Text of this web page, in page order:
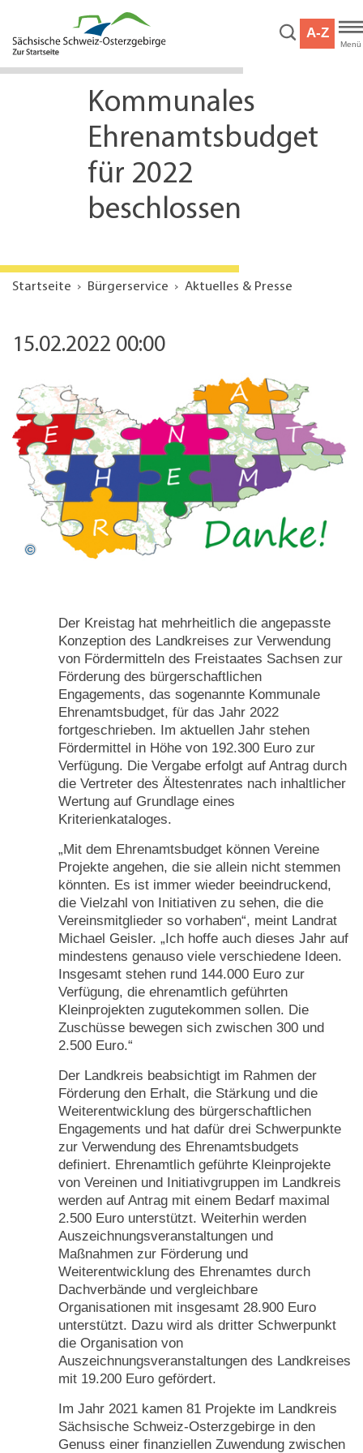
Hauptinhalt
Service
A-Z
Menü
Kommunales
Ehrenamtsbudget
für 2022
beschlossen
Startseite Bürgerservice Aktuelles & Presse
15.02.2022 00:00
Der Kreistag hat mehrheitlich die angepasste
Konzeption des Landkreises zur Verwendung
von Fördermitteln des Freistaates Sachsen zur
Förderung des bürgerschaftlichen
Engagements, das sogenannte Kommunale
Ehrenamtsbudget, für das Jahr 2022
fortgeschrieben. Im aktuellen Jahr stehen
Fördermittel in Höhe von 192.300 Euro zur
Verfügung. Die Vergabe erfolgt auf Antrag durch
die Vertreter des Ältestenrates nach inhaltlicher
Wertung auf Grundlage eines
Kriterienkataloges.
„Mit dem Ehrenamtsbudget können Vereine
Projekte angehen, die sie allein nicht stemmen
könnten. Es ist immer wieder beeindruckend,
die Vielzahl von Initiativen zu sehen, die die
Vereinsmitglieder so vorhaben“, meint Landrat
Michael Geisler. „Ich hoffe auch dieses Jahr auf
mindestens genauso viele verschiedene Ideen.
Insgesamt stehen rund 144.000 Euro zur
Verfügung, die ehrenamtlich geführten
Kleinprojekten zugutekommen sollen. Die
Zuschüsse bewegen sich zwischen 300 und
2.500 Euro.“
Der Landkreis beabsichtigt im Rahmen der
Förderung den Erhalt, die Stärkung und die
Weiterentwicklung des bürgerschaftlichen
Engagements und hat dafür drei Schwerpunkte
zur Verwendung des Ehrenamtsbudgets
definiert. Ehrenamtlich geführte Kleinprojekte
von Vereinen und Initiativgruppen im Landkreis
werden auf Antrag mit einem Bedarf maximal
2.500 Euro unterstützt. Weiterhin werden
Auszeichnungsveranstaltungen und
Maßnahmen zur Förderung und
Weiterentwicklung des Ehrenamtes durch
Dachverbände und vergleichbare
Organisationen mit insgesamt 28.900 Euro
unterstützt. Dazu wird als dritter Schwerpunkt
die Organisation von
Auszeichnungsveranstaltungen des Landkreises
mit 19.200 Euro gefördert.
Im Jahr 2021 kamen 81 Projekte im Landkreis
Sächsische Schweiz-Osterzgebirge in den
Genuss einer finanziellen Zuwendung zwischen